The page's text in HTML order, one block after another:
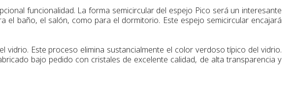
funcionalidad. La forma semicircular del espejo Pico será un interesante
baño, el salón, como para el dormitorio. Este espejo semicircular encajará
vidrio. Este proceso elimina sustancialmente el color verdoso típico del vidrio.
bajo pedido con cristales de excelente calidad, de alta transparencia y